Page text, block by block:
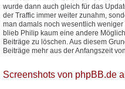
wurde dann auch gleich für das
der Traffic immer weiter zunahm,
man damals noch wesentlich
blieb Philip kaum eine andere
Beiträge zu löschen. Aus diesem
Beiträge mehr aus der Anfangszeit
Screenshots von phpBB.de